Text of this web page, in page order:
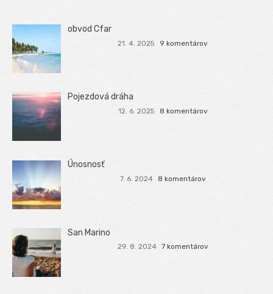
obvod Cfar
21. 4. 2025 9 komentárov
Pojezdová dráha
12. 6. 2025 8 komentárov
Únosnosť
7. 6. 2024 8 komentárov
San Marino
29. 8. 2024 7 komentárov